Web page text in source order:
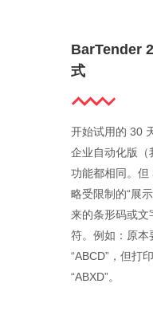
BarTender
式
开始试用的 30
企业自动化版（
功能都相同。但
略受限制的“展
来的条形码或文
符。例如：原本
“ABCD”，但打
“ABXD”。